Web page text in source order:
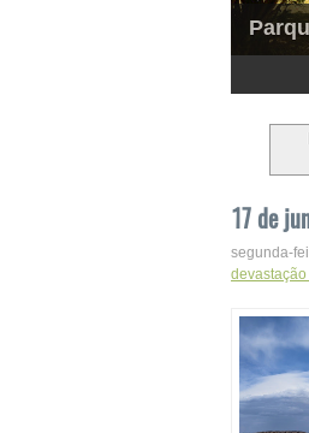
17 de
segunda-